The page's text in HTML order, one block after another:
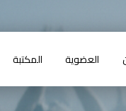
العضوية المكتبة